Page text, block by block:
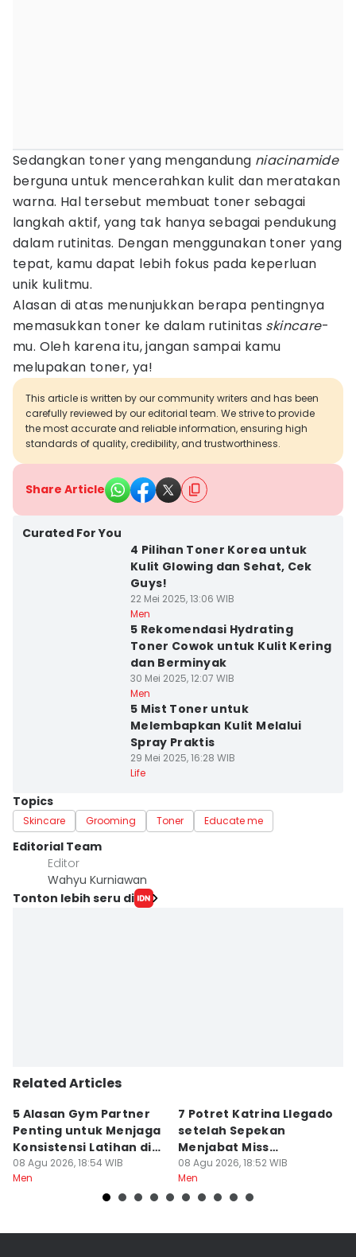
Sedangkan toner yang mengandung niacinamide
berguna untuk mencerahkan kulit dan meratakan
warna. Hal tersebut membuat toner sebagai
langkah aktif, yang tak hanya sebagai pendukung
dalam rutinitas. Dengan menggunakan toner yang
tepat, kamu dapat lebih fokus pada keperluan
unik kulitmu.
Alasan di atas menunjukkan berapa pentingnya
memasukkan toner ke dalam rutinitas skincare-
mu. Oleh karena itu, jangan sampai kamu
melupakan toner, ya!
This article is written by our community writers and has been
carefully reviewed by our editorial team. We strive to provide
the most accurate and reliable information, ensuring high
standards of quality, credibility, and trustworthiness.
Share Article
Curated For You
4 Pilihan Toner Korea untuk
Kulit Glowing dan Sehat, Cek
Guys!
22 Mei 2025, 13:06 WIB
Men
5 Rekomendasi Hydrating
Toner Cowok untuk Kulit Kering
dan Berminyak
30 Mei 2025, 12:07 WIB
Men
5 Mist Toner untuk
Melembapkan Kulit Melalui
Spray Praktis
29 Mei 2025, 16:28 WIB
Life
Topics
Skincare Grooming Toner Educate me
Editorial Team
Editor
Wahyu Kurniawan
Tonton lebih seru di
Related Articles
5 Alasan Gym Partner
Penting untuk Menjaga
Konsistensi Latihan di
Gym
08 Agu 2026, 18:54 WIB
Men
7 Potret Katrina Llegado
setelah Sepekan
Menjabat Miss
Supranational 2026
08 Agu 2026, 18:52 WIB
Men